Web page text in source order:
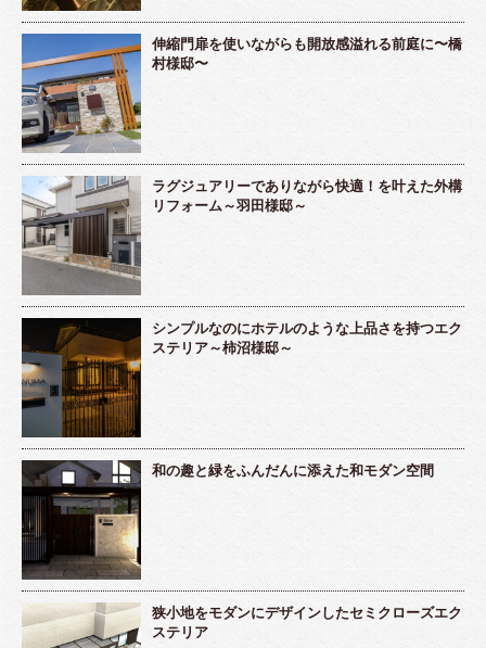
伸縮門扉を使いながらも開放感溢れる前庭に〜橋
村様邸〜
ラグジュアリーでありながら快適！を叶えた外構
リフォーム～羽田様邸～
シンプルなのにホテルのような上品さを持つエク
ステリア～柿沼様邸～
和の趣と緑をふんだんに添えた和モダン空間
狭小地をモダンにデザインしたセミクローズエク
ステリア